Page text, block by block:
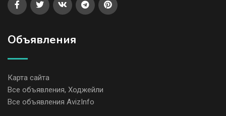
Объявления
Карта сайта
Все объявления, Ходжейли
Все объявления AvizInfo